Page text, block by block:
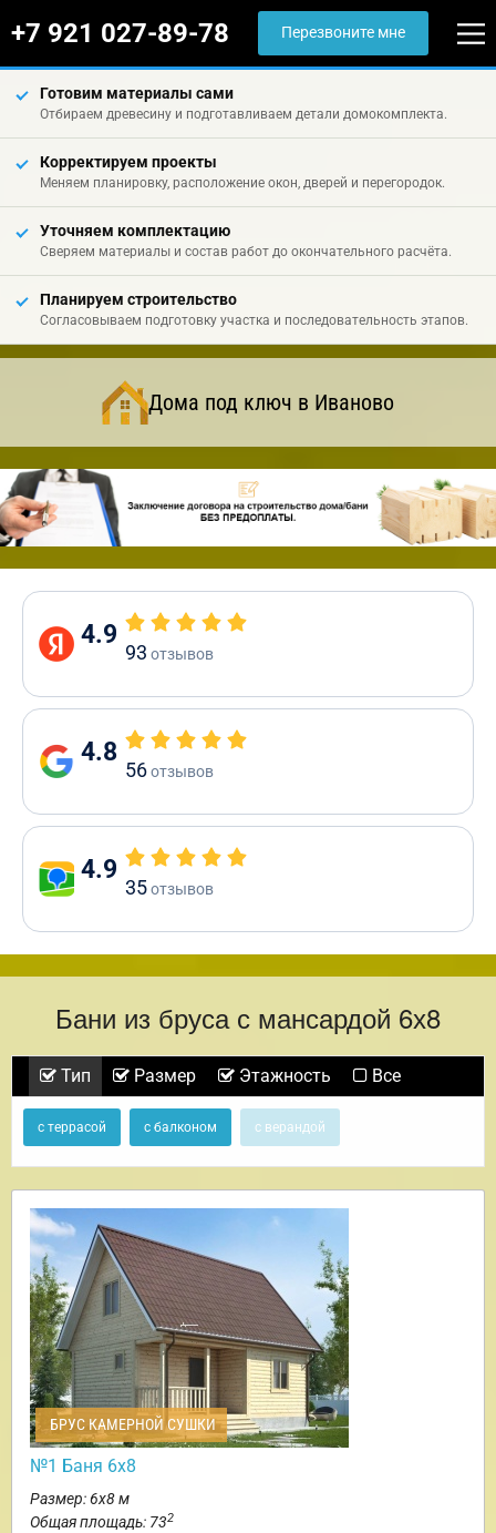
+7 921 027-89-78 Перезвоните мне
Готовим материалы сами
Отбираем древесину и подготавливаем детали домокомплекта.
Корректируем проекты
Меняем планировку, расположение окон, дверей и перегородок.
Уточняем комплектацию
Сверяем материалы и состав работ до окончательного расчёта.
Планируем строительство
Согласовываем подготовку участка и последовательность этапов.
Дома под ключ в Иваново
4.9
93 отзывов
4.8
56отзывов
4.9
35отзывов
Бани из бруса с мансардой 6х8
Тип Размер Этажность Все
с террасой с балконом с верандой
БРУС КАМЕРНОЙ СУШКИ
№1 Баня 6х8
Размер: 6х8 м
Общая площадь: 732